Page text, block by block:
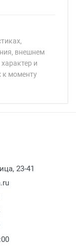
внешнем
и
к моменту
на пункте
до 15:00, в
Москва,
корпус 1,
55-35.
в пункт
с
23-41